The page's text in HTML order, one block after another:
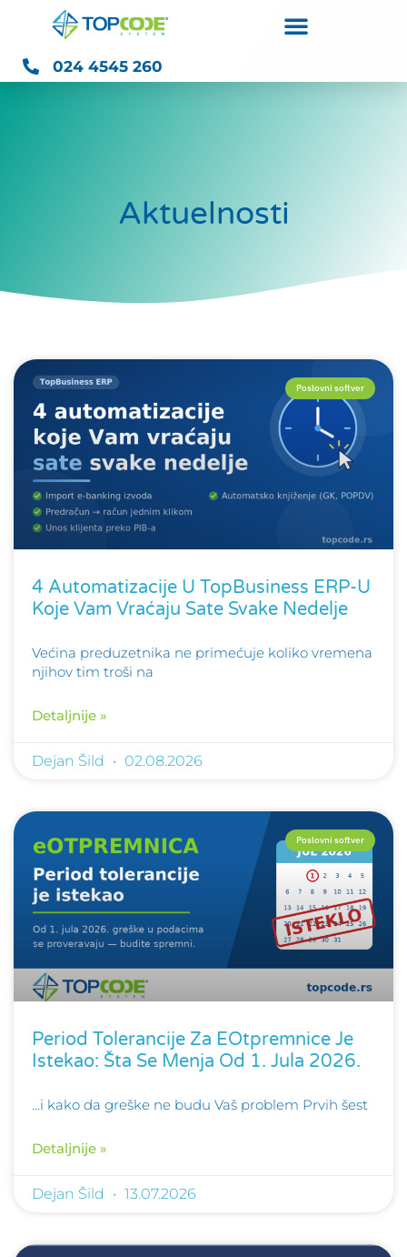
024 4545 260
Aktuelnosti
Poslovni softver
4 Automatizacije U TopBusiness ERP-U
Koje Vam Vraćaju Sate Svake Nedelje
Većina preduzetnika ne primećuje koliko vremena
njihov tim troši na
Detaljnije »
Dejan Šild 02.08.2026
Poslovni softver
Period Tolerancije Za EOtpremnice Je
Istekao: Šta Se Menja Od 1. Jula 2026.
…i kako da greške ne budu Vaš problem Prvih šest
Detaljnije »
Dejan Šild 13.07.2026